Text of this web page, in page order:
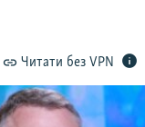
Читати без VPN